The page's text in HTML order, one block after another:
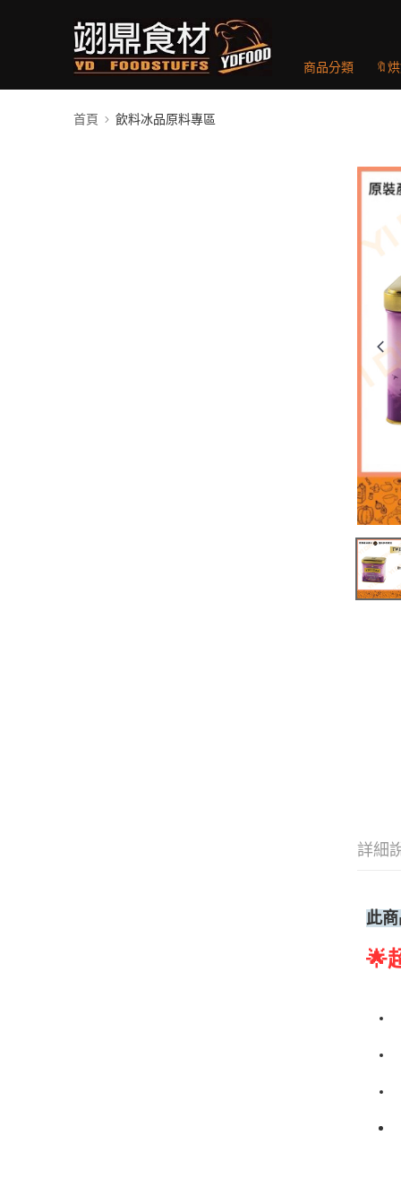
商品分類 🔖
首頁 飲料冰品原料專區
詳細
此
🌟